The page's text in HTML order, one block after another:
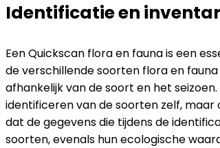
Identificatie en
Een Quickscan flora en fauna is een
de verschillende soorten flora en
afhankelijk van de soort en het
identificeren van de soorten zelf,
dat de gegevens die tijdens de
soorten, evenals hun ecologische